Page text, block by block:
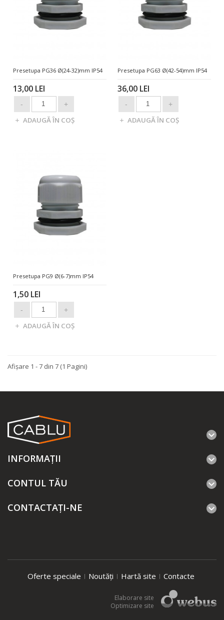
Presetupa PG36 Ø(24-32)mm IP54
13,00 LEI
Presetupa PG63 Ø(42-54)mm IP54
36,00 LEI
Presetupa PG9 Ø(6-7)mm IP54
1,50 LEI
Afişare 1 - 7 din 7 (1 Pagini)
INFORMAŢII
CONTUL TĂU
CONTACTAȚI-NE
Oferte speciale Noutăți Hartă site Contacte
Elaborare site
Optimizare site